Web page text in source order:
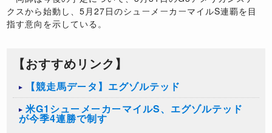
クスから始動し、5月27日のシューメーカーマイルS連覇を目
指す意向を示している。
【おすすめリンク】
【競走馬データ】エグゾルテッド
米G1シューメーカーマイルS、エグゾルテッド
が今季4連勝で制す